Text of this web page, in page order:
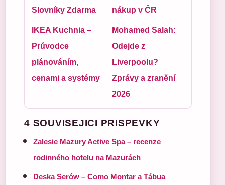
Slovníky Zdarma
nákup v ČR
IKEA Kuchnia –
Průvodce
plánováním,
cenami a systémy
Mohamed Salah:
Odejde z
Liverpoolu?
Zprávy a zranění
2026
4 SOUVISEJICI PRISPEVKY
Zalesie Mazury Active Spa – recenze
rodinného hotelu na Mazurách
Deska Serów – Como Montar a Tábua